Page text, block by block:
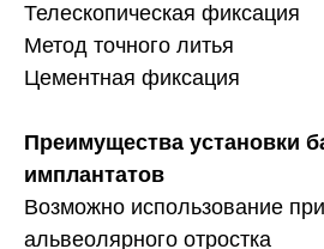
Телескопическая фиксация
Метод точного литья
Цементная фиксация
Преимущества установки
имплантатов
Возможно использование
альвеолярного отростка